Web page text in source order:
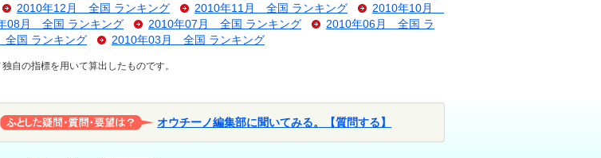
2010年12月 全国 ランキング 2010年11月 全国 ランキング
2010年10月
08月 全国 ランキング 2010年07月 全国 ランキング
2010年06月 全国 ラ
国 ランキング 2010年03月 全国 ランキング
自の指標を用いて算出したものです。
オウチーノ編集部に聞いてみる。【質問する】